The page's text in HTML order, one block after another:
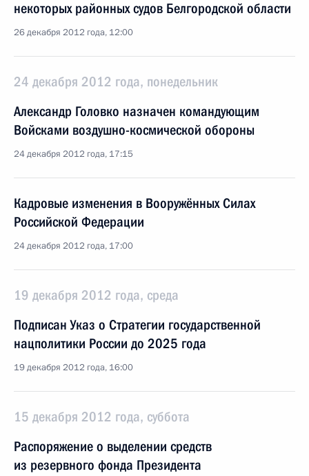
некоторых районных судов Белгородской области
26 декабря 2012 года, 12:00
24 декабря 2012 года, понедельник
Александр Головко назначен командующим
Войсками воздушно-космической обороны
24 декабря 2012 года, 17:15
Кадровые изменения в Вооружённых Силах
Российской Федерации
24 декабря 2012 года, 17:00
19 декабря 2012 года, среда
Подписан Указ о Стратегии государственной
нацполитики России до 2025 года
19 декабря 2012 года, 16:00
15 декабря 2012 года, суббота
Распоряжение о выделении средств
из резервного фонда Президента